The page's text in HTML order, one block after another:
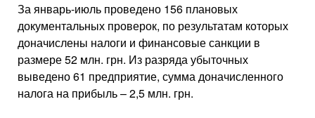
За январь-июль проведено 156 плановых
документальных проверок, по результатам которых
доначислены налоги и финансовые санкции в
размере 52 млн. грн. Из разряда убыточных
выведено 61 предприятие, сумма доначисленного
налога на прибыль – 2,5 млн. грн.